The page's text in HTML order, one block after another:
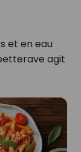
et en eau
agit